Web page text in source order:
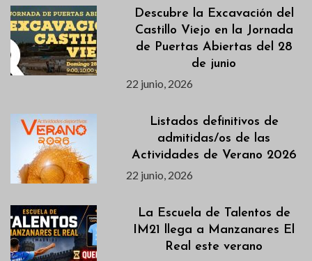
Descubre la Excavación del
Castillo Viejo en la Jornada
de Puertas Abiertas del 28
de junio
22 junio, 2026
Listados definitivos de
admitidas/os de las
Actividades de Verano 2026
22 junio, 2026
La Escuela de Talentos de
IM21 llega a Manzanares El
Real este verano